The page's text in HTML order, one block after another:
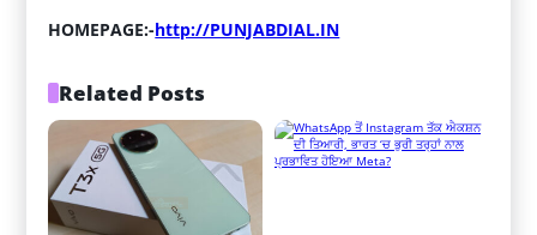
HOMEPAGE:-http://PUNJABDIAL.IN
Related Posts